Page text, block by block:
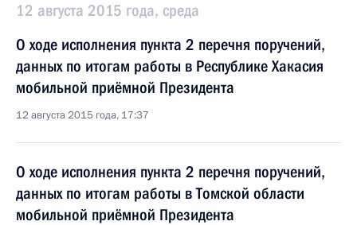
12 августа 2015 года, среда
О ходе исполнения пункта 2 перечня поручений,
данных по итогам работы в Республике Хакасия
мобильной приёмной Президента
12 августа 2015 года, 17:37
О ходе исполнения пункта 2 перечня поручений,
данных по итогам работы в Томской области
мобильной приёмной Президента